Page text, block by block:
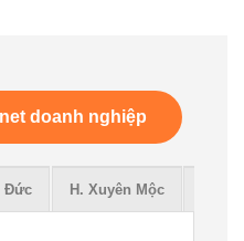
doanh nghiệp
Đức H. Xuyên Mộc